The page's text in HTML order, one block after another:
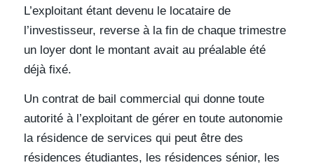
L’exploitant étant devenu le locataire de
l’investisseur, reverse à la fin de chaque trimestre
un loyer dont le montant avait au préalable été
déjà fixé.
Un contrat de bail commercial qui donne toute
autorité à l’exploitant de gérer en toute autonomie
la résidence de services qui peut être des
résidences étudiantes, les résidences sénior, les